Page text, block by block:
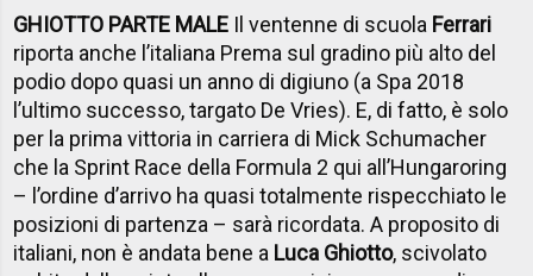
GHIOTTO PARTE MALE Il ventenne di scuola Ferrari
riporta anche l’italiana Prema sul gradino più alto del
podio dopo quasi un anno di digiuno (a Spa 2018
l’ultimo successo, targato De Vries). E, di fatto, è solo
per la prima vittoria in carriera di Mick Schumacher
che la Sprint Race della Formula 2 qui all’Hungaroring
– l’ordine d’arrivo ha quasi totalmente rispecchiato le
posizioni di partenza – sarà ricordata. A proposito di
italiani, non è andata bene a Luca Ghiotto, scivolato